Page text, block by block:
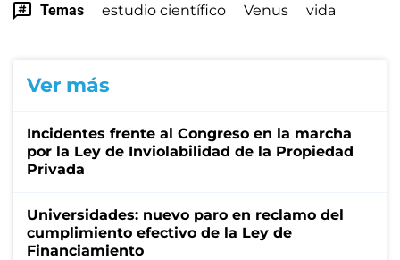
Temas estudio científico Venus vida
Ver más
Incidentes frente al Congreso en la marcha
por la Ley de Inviolabilidad de la Propiedad
Privada
Universidades: nuevo paro en reclamo del
cumplimiento efectivo de la Ley de
Financiamiento